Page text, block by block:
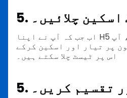
اسکین چلائیں۔
اب جب کہ آپ نے اپنا H5 صفحہ بنا لیا ہے، آپ
پر تیار اور اسکین کرکے
اس پر ٹیسٹ چلا سکتے ہیں۔
تقسیم کریں۔